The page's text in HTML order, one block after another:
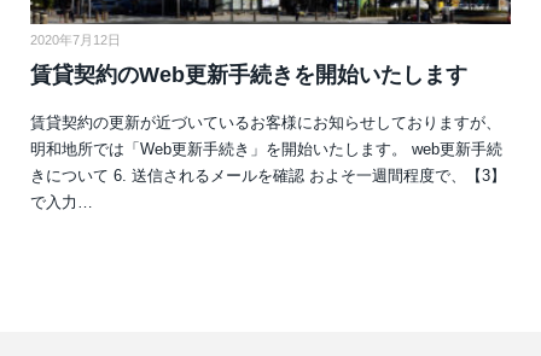
2020年7月12日
賃貸契約のWeb更新手続きを開始いたします
賃貸契約の更新が近づいているお客様にお知らせしておりますが、
明和地所では「Web更新手続き」を開始いたします。 web更新手続
きについて 6. 送信されるメールを確認 およそ一週間程度で、【3】
で入力…